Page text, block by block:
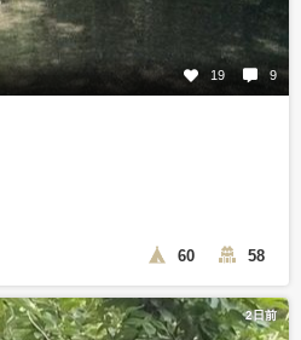
19 9
60 58
2日前